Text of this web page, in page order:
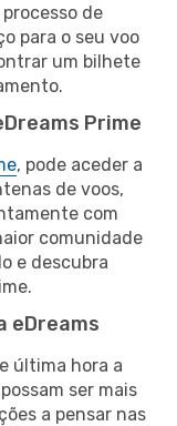
de
para o seu voo
um bilhete
Prime
, pode aceder a
de voos,
com
comunidade
e descubra
eDreams
última hora a
ser mais
a pensar nas